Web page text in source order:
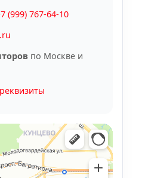
(999) 767-64-10
по Москве и